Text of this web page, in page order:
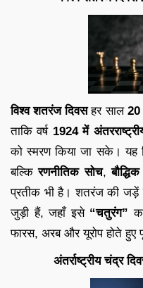
विश्व शतरंज दिवसहर साल 20
ताकि वर्ष 1924 में
को स्मरण किया जा सके। यह
बल्किरणनीतिक सोच,
प्रतीक भी है। शतरंज की जड़ें
जुड़ी हैं, जहाँ इसे “चतुरंग”
फारस, अरब और यूरोप होते हुए
अंतर्राष्ट्रीय चंद्र